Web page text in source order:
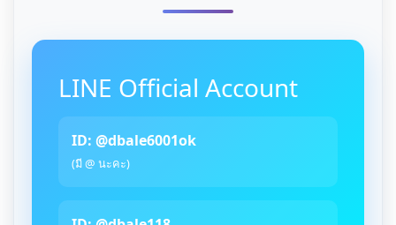
LINE Official Account
ID: @dbale6001ok
(มี @ นะคะ)